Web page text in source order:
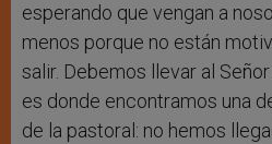
esperando que vengan a
menos porque no están
salir. Debemos llevar al
es donde encontramos una
de la pastoral: no hemos